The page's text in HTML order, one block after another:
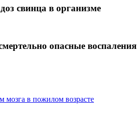
свинца в организме
опасные воспаления
мозга в пожилом возрасте